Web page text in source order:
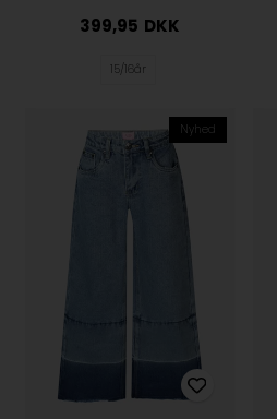
399,95 DKK
15/16år
Nyhed